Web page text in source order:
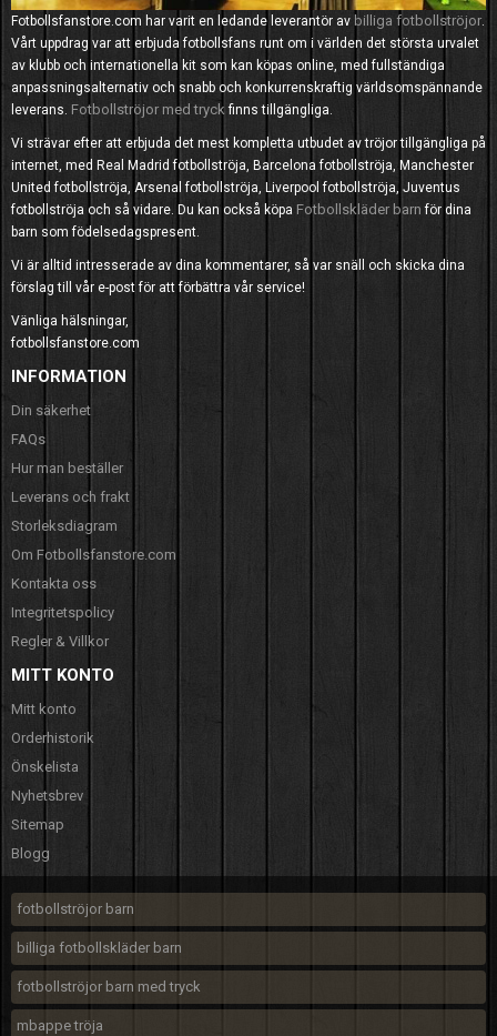
Fotbollsfanstore.com har varit en ledande leverantör av billiga fotbollströjor
Vårt uppdrag var att erbjuda fotbollsfans runt om i världen det största urvalet
av klubb och internationella kit som kan köpas online, med fullständiga
anpassningsalternativ och snabb och konkurrenskraftig världsomspännande
leverans. Fotbollströjor med tryck finns tillgängliga.
Vi strävar efter att erbjuda det mest kompletta utbudet av tröjor tillgängliga på
internet, med Real Madrid fotbollströja, Barcelona fotbollströja, Manchester
United fotbollströja, Arsenal fotbollströja, Liverpool fotbollströja, Juventus
fotbollströja och så vidare. Du kan också köpa Fotbollskläder barn för dina
barn som födelsedagspresent.
Vi är alltid intresserade av dina kommentarer, så var snäll och skicka dina
förslag till vår e-post för att förbättra vår service!
Vänliga hälsningar,
fotbollsfanstore.com
INFORMATION
Din säkerhet
FAQs
Hur man beställer
Leverans och frakt
Storleksdiagram
Om Fotbollsfanstore.com
Kontakta oss
Integritetspolicy
Regler & Villkor
MITT KONTO
Mitt konto
Orderhistorik
Önskelista
Nyhetsbrev
Sitemap
Blogg
fotbollströjor barn
billiga fotbollskläder barn
fotbollströjor barn med tryck
mbappe tröja